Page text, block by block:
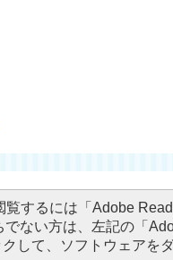
覧するには「Adobe
でない方は、左記の「
して、ソフトウェアを